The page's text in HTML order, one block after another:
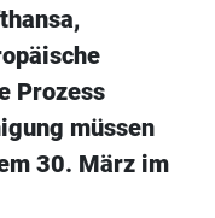
Prozess
müssen
30. März im